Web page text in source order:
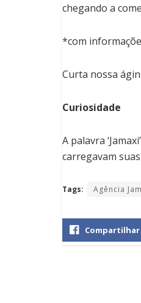
chegando a
*com
Curta nossa
Curiosidade
A palavra
carregavam
Tags: Agência
Compartilhar